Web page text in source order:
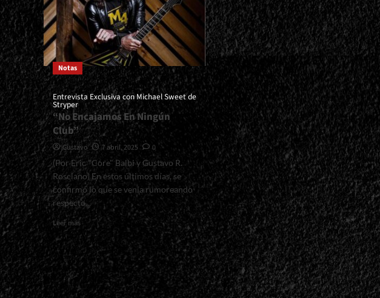
Notas
Entrevista Exclusiva con Michael Sweet de
Stryper
“No Encajamos En Ningún
Club”
Gustavo 7 abril, 2025
0
(Por Eric "Core" Balbi y Gustavo R.
Rosciano) En estos últimos días, se
confirmó lo que se venía rumoreando
respecto...
Leer másRead
more
about
<small>Entrevista
Exclusiva
con
Michael